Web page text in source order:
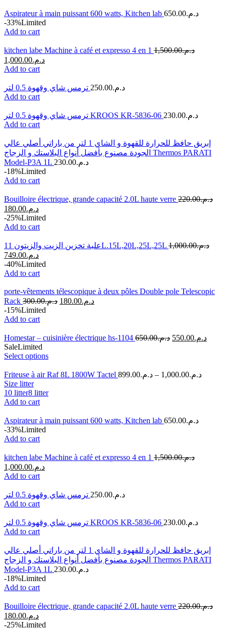
Aspirateur à main puissant 600 watts, Kitchen lab د.م.650.00
-33%Limited
Add to cart
kitchen labe Machine à café et expresso 4 en 1 د.م.1,500.00
د.م.1,000.00
Add to cart
د.م.250.00
Add to cart
ترمس شاي وقهوة 0.5 لتر KROOS KR-5836-06 د.م.230.00
Add to cart
إبريق حافظ للحرارة للقهوة و الشاي 1 لتر من باراتي أصلي عالي
الجودة مصنوع بأفضل أنواع البلاستك و الزجاج Thermos PARATI
Model-P3A 1L
د.م.230.00
-18%Limited
Add to cart
Bouilloire électrique, grande capacité 2.0L haute verre د.م.220.00
د.م.180.00
-25%Limited
Add to cart
علبة تخزين الزيت والزيتون 11L.15L,20L,25L,25L د.م.1,000.00
د.م.749.00
-40%Limited
Add to cart
porte-vêtements télescopique à deux pôles Double pole Telescopic
Rack
د.م.300.00 د.م.180.00
-15%Limited
Add to cart
Homestar – cuisinière électrique hs-1104 د.م.650.00 د.م.550.00
SaleLimited
Select options
Friteuse à air Raf 8L 1800W Tactel د.م.899.00 – د.م.1,000.00
Size litter
10 litter8 litter
Add to cart
Aspirateur à main puissant 600 watts, Kitchen lab د.م.650.00
-33%Limited
Add to cart
kitchen labe Machine à café et expresso 4 en 1 د.م.1,500.00
د.م.1,000.00
Add to cart
د.م.250.00
Add to cart
ترمس شاي وقهوة 0.5 لتر KROOS KR-5836-06 د.م.230.00
Add to cart
إبريق حافظ للحرارة للقهوة و الشاي 1 لتر من باراتي أصلي عالي
الجودة مصنوع بأفضل أنواع البلاستك و الزجاج Thermos PARATI
Model-P3A 1L
د.م.230.00
-18%Limited
Add to cart
Bouilloire électrique, grande capacité 2.0L haute verre د.م.220.00
د.م.180.00
-25%Limited